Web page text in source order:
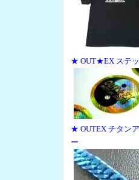
★ OUT★EX ステ
★ OUTEX チタン
ー